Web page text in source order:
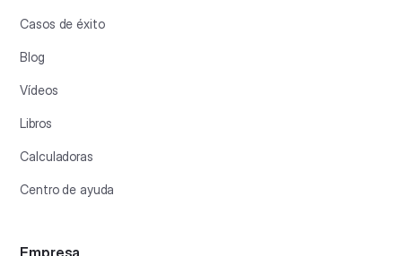
Casos de éxito
Blog
Vídeos
Libros
Calculadoras
Centro de ayuda